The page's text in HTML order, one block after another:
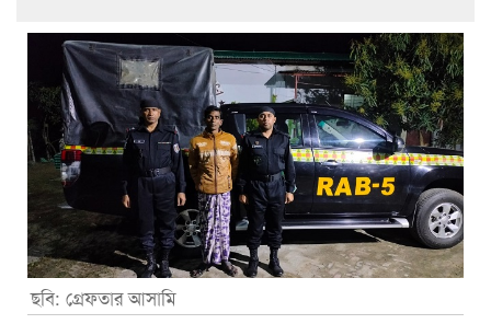
ছবি: গ্রেফতার আসামি